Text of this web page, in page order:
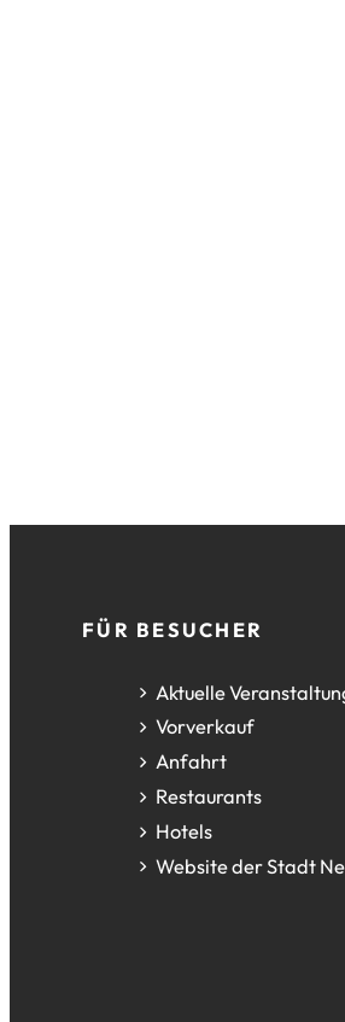
FußzeileFÜR BESUCHER
Aktuelle
Vorverkauf
Anfahrt
Restaurants
Hotels
Website der Stadt
(Öffnet